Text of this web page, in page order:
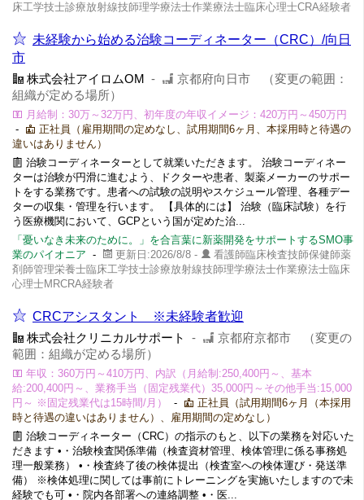
床工学技士診療放射線技師理学療法士作業療法士臨床心理士CRA経験者
未経験から始める治験コーディネーター（CRC）/向日
市
株式会社アイロムOM -
京都府向日市 （変更の範囲：
組織が定める場所）
月給制：30万～32万円、初年度の年収イメージ：420万円～450万円
-
正社員（雇用期間の定めなし、試用期間6ヶ月、本採用時と待遇の
違いはありません）
治験コーディネーターとして就業いただきます。 治験コーディネー
ターは治験が円滑に進むよう、ドクターや患者、製薬メーカーのサポー
トをする業務です。患者への試験の説明やスケジュール管理、各種デー
ターの収集・管理を行います。 【具体的には】 治験（臨床試験）を行
う医療機関において、GCPという国が定めた治...
「憂いなき未来のために。」を合言葉に新薬開発をサポートするSMO事
業のパイオニア - 更新日:2026/8/8 -
看護師臨床検査技師保健師薬
剤師管理栄養士臨床工学技士診療放射線技師理学療法士作業療法士臨床
心理士MRCRA経験者
CRCアシスタント ※未経験者歓迎
株式会社クリニカルサポート -
京都府京都市 （変更の
範囲：組織が定める場所）
年収：360万円～410万円、内訳（月給制:250,400円～、基本
給:200,400円～、業務手当（固定残業代）35,000円～その他手当:15,000
円～ ※固定残業代は15時間/月）
-
正社員（試用期間6ヶ月（本採用
時と待遇の違いはありません）、雇用期間の定めなし）
治験コーディネーター（CRC）の指示のもと、以下の業務を対応いた
だきます •・治験検査関係準備（検査資材管理、検体管理に係る事務処
理一般業務） •・検査終了後の検体提出（検査室への検体運び・発送準
備） ※検体処理に関しては事前にトレーニングを実施いたしますので未
経験でも可 •・院内各部署への連絡調整 •・医...